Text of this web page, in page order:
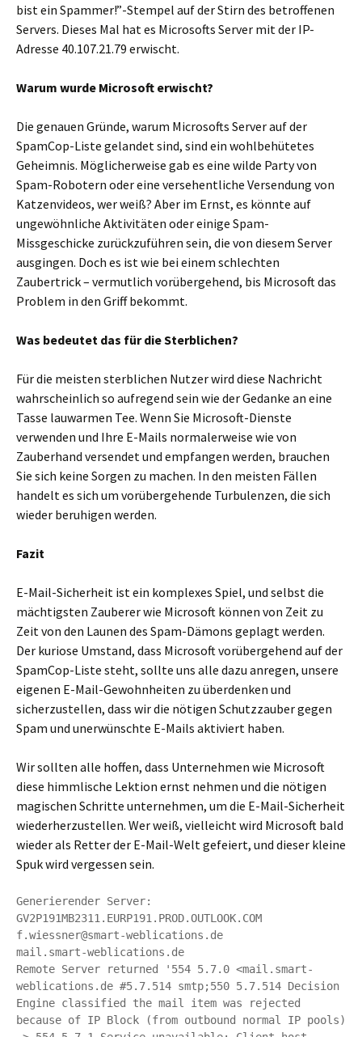
bist ein Spammer!”-Stempel auf der Stirn des betroffenen
Servers. Dieses Mal hat es Microsofts Server mit der IP-
Adresse 40.107.21.79 erwischt.
Warum wurde Microsoft erwischt?
Die genauen Gründe, warum Microsofts Server auf der
SpamCop-Liste gelandet sind, sind ein wohlbehütetes
Geheimnis. Möglicherweise gab es eine wilde Party von
Spam-Robotern oder eine versehentliche Versendung von
Katzenvideos, wer weiß? Aber im Ernst, es könnte auf
ungewöhnliche Aktivitäten oder einige Spam-
Missgeschicke zurückzuführen sein, die von diesem Server
ausgingen. Doch es ist wie bei einem schlechten
Zaubertrick – vermutlich vorübergehend, bis Microsoft das
Problem in den Griff bekommt.
Was bedeutet das für die Sterblichen?
Für die meisten sterblichen Nutzer wird diese Nachricht
wahrscheinlich so aufregend sein wie der Gedanke an eine
Tasse lauwarmen Tee. Wenn Sie Microsoft-Dienste
verwenden und Ihre E-Mails normalerweise wie von
Zauberhand versendet und empfangen werden, brauchen
Sie sich keine Sorgen zu machen. In den meisten Fällen
handelt es sich um vorübergehende Turbulenzen, die sich
wieder beruhigen werden.
Fazit
E-Mail-Sicherheit ist ein komplexes Spiel, und selbst die
mächtigsten Zauberer wie Microsoft können von Zeit zu
Zeit von den Launen des Spam-Dämons geplagt werden.
Der kuriose Umstand, dass Microsoft vorübergehend auf der
SpamCop-Liste steht, sollte uns alle dazu anregen, unsere
eigenen E-Mail-Gewohnheiten zu überdenken und
sicherzustellen, dass wir die nötigen Schutzzauber gegen
Spam und unerwünschte E-Mails aktiviert haben.
Wir sollten alle hoffen, dass Unternehmen wie Microsoft
diese himmlische Lektion ernst nehmen und die nötigen
magischen Schritte unternehmen, um die E-Mail-Sicherheit
wiederherzustellen. Wer weiß, vielleicht wird Microsoft bald
wieder als Retter der E-Mail-Welt gefeiert, und dieser kleine
Spuk wird vergessen sein.
Generierender Server:
GV2P191MB2311.EURP191.PROD.OUTLOOK.COM
f.wiessner@smart-weblications.de
mail.smart-weblications.de
Remote Server returned '554 5.7.0 <mail.smart-
weblications.de #5.7.514 smtp;550 5.7.514 Decision
Engine classified the mail item was rejected
because of IP Block (from outbound normal IP pools)